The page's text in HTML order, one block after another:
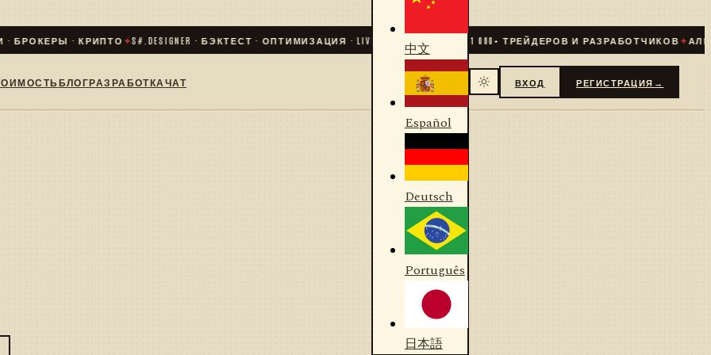
БРОКЕРЫ · КРИПТО✦ S#.DESIGNER · БЭКТЕСТ · ОПТИМИЗАЦИЯ · LIVE✦ СООБЩЕСТВО 31 000+ ТРЕЙДЕРОВ И РАЗРАБОТЧИКОВ ✦
БЛОГРАЗРАБОТКАЧАТ
中文
Español
Deutsch
Português
日本語
ВХОД РЕГИСТРАЦИЯ →